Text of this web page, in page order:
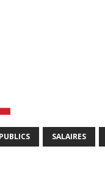
SALAIRES